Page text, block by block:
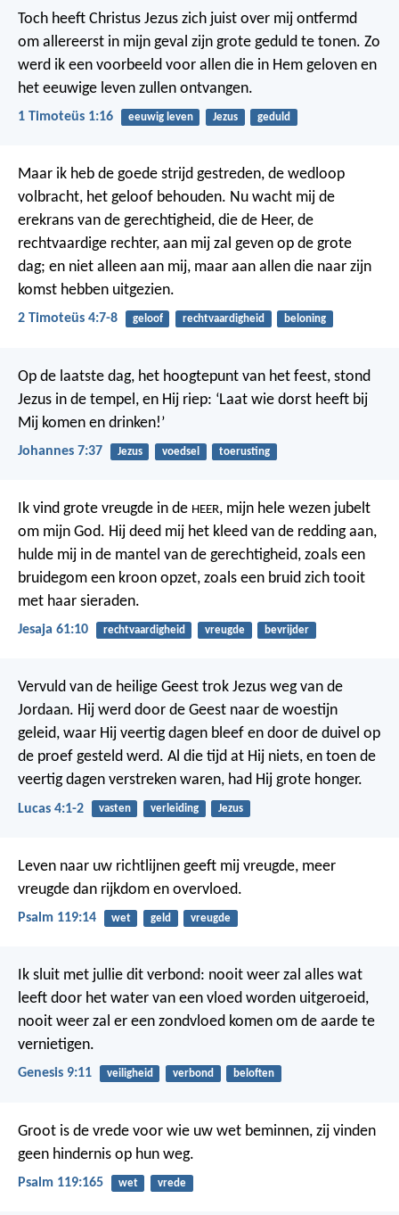
Toch heeft Christus Jezus zich juist over mij ontfermd
om allereerst in mijn geval zijn grote geduld te tonen. Zo
werd ik een voorbeeld voor allen die in Hem geloven en
het eeuwige leven zullen ontvangen.
1 Timoteüs 1:16 eeuwig leven Jezus geduld
Maar ik heb de goede strijd gestreden, de wedloop
volbracht, het geloof behouden. Nu wacht mij de
erekrans van de gerechtigheid, die de Heer, de
rechtvaardige rechter, aan mij zal geven op de grote
dag; en niet alleen aan mij, maar aan allen die naar zijn
komst hebben uitgezien.
2 Timoteüs 4:7-8 geloof rechtvaardigheid beloning
Op de laatste dag, het hoogtepunt van het feest, stond
Jezus in de tempel, en Hij riep: ‘Laat wie dorst heeft bij
Mij komen en drinken!’
Johannes 7:37 Jezus voedsel toerusting
Ik vind grote vreugde in de HEER, mijn hele wezen jubelt
om mijn God. Hij deed mij het kleed van de redding aan,
hulde mij in de mantel van de gerechtigheid, zoals een
bruidegom een kroon opzet, zoals een bruid zich tooit
met haar sieraden.
Jesaja 61:10 rechtvaardigheid vreugde bevrijder
Vervuld van de heilige Geest trok Jezus weg van de
Jordaan. Hij werd door de Geest naar de woestijn
geleid, waar Hij veertig dagen bleef en door de duivel op
de proef gesteld werd. Al die tijd at Hij niets, en toen de
veertig dagen verstreken waren, had Hij grote honger.
Lucas 4:1-2 vasten verleiding Jezus
Leven naar uw richtlijnen geeft mij vreugde, meer
vreugde dan rijkdom en overvloed.
Psalm 119:14 wet geld vreugde
Ik sluit met jullie dit verbond: nooit weer zal alles wat
leeft door het water van een vloed worden uitgeroeid,
nooit weer zal er een zondvloed komen om de aarde te
vernietigen.
Genesis 9:11 veiligheid verbond beloften
Groot is de vrede voor wie uw wet beminnen, zij vinden
geen hindernis op hun weg.
Psalm 119:165 wet vrede